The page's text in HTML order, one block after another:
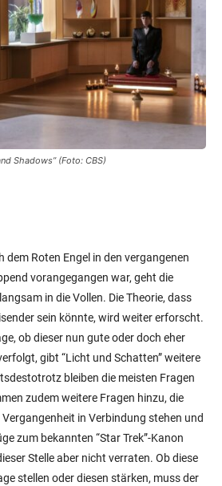
Shadows” (Foto: CBS)
dem Roten Engel in den vergangenen
vorangegangen war, geht die
in die Vollen. Die Theorie, dass
sein könnte, wird weiter erforscht.
ob dieser nun gute oder doch eher
gibt “Licht und Schatten” weitere
bleiben die meisten Fragen
zudem weitere Fragen hinzu, die
in Verbindung stehen und
zum bekannten “Star Trek”-Kanon
Stelle aber nicht verraten. Ob diese
stellen oder diesen stärken, muss der